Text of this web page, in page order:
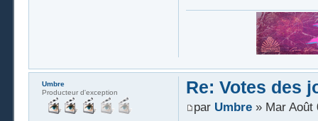
Re: Votes des
par Umbre» Mar Août
Umbre
Producteur d'exception